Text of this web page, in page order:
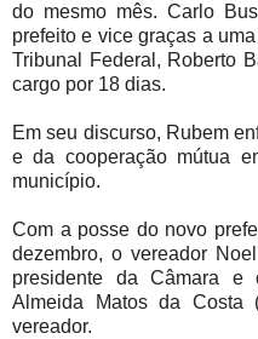
do mesmo mês. Carlo
prefeito e vice graças a
Tribunal Federal, Roberto
cargo por 18 dias.
Em seu discurso, Rubem
e da cooperação mútua
município.
Com a posse do novo
dezembro, o vereador
presidente da Câmara e
Almeida Matos da Costa
vereador.